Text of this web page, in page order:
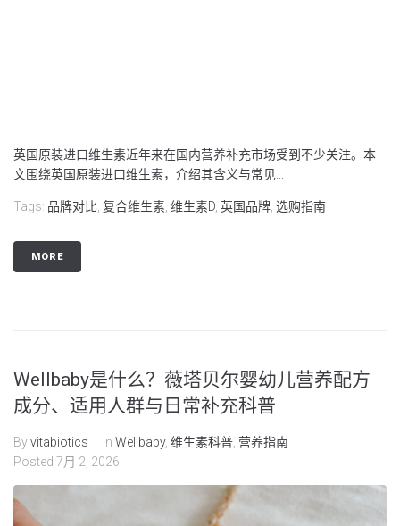
英国原装进口维生素近年来在国内营养补充市场受到不少关注。本
文围绕英国原装进口维生素，介绍其含义与常见...
Tags: 品牌对比 复合维生素 维生素D 英国品牌 选购指南
MORE
Wellbaby是什么？薇塔贝尔婴幼儿营养配方
成分、适用人群与日常补充科普
Byvitabiotics In Wellbaby, 维生素科普 营养指南
Posted 7月 2, 2026